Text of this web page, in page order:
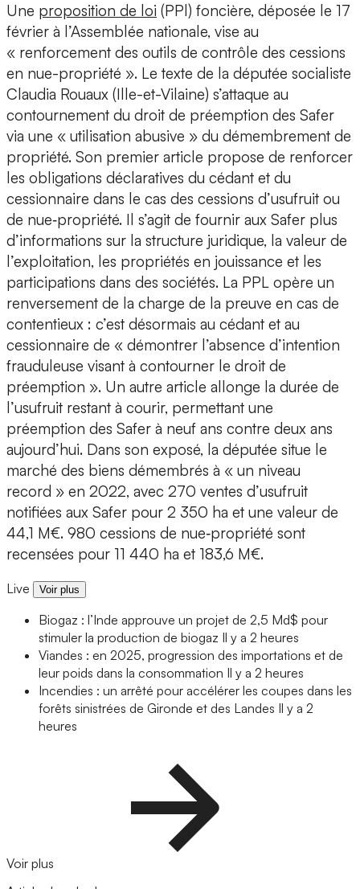
Une proposition de loi (PPl) foncière, déposée le 17
février à l’Assemblée nationale, vise au
« renforcement des outils de contrôle des cessions
en nue-propriété ». Le texte de la députée socialiste
Claudia Rouaux (Ille-et-Vilaine) s’attaque au
contournement du droit de préemption des Safer
via une « utilisation abusive » du démembrement de
propriété. Son premier article propose de renforcer
les obligations déclaratives du cédant et du
cessionnaire dans le cas des cessions d’usufruit ou
de nue‑propriété. Il s’agit de fournir aux Safer plus
d’informations sur la structure juridique, la valeur de
l’exploitation, les propriétés en jouissance et les
participations dans des sociétés. La PPL opère un
renversement de la charge de la preuve en cas de
contentieux : c’est désormais au cédant et au
cessionnaire de « démontrer l’absence d’intention
frauduleuse visant à contourner le droit de
préemption ». Un autre article allonge la durée de
l’usufruit restant à courir, permettant une
préemption des Safer à neuf ans contre deux ans
aujourd’hui. Dans son exposé, la députée situe le
marché des biens démembrés à « un niveau
record » en 2022, avec 270 ventes d’usufruit
notifiées aux Safer pour 2 350 ha et une valeur de
44,1 M€. 980 cessions de nue‑propriété sont
recensées pour 11 440 ha et 183,6 M€.
Live Voir plus
Biogaz : l’Inde approuve un projet de 2,5 Md$ pour
stimuler la production de biogaz Il y a 2 heures
Viandes : en 2025, progression des importations et de
leur poids dans la consommation Il y a 2 heures
Incendies : un arrêté pour accélérer les coupes dans les
forêts sinistrées de Gironde et des Landes Il y a 2
heures
Voir plus